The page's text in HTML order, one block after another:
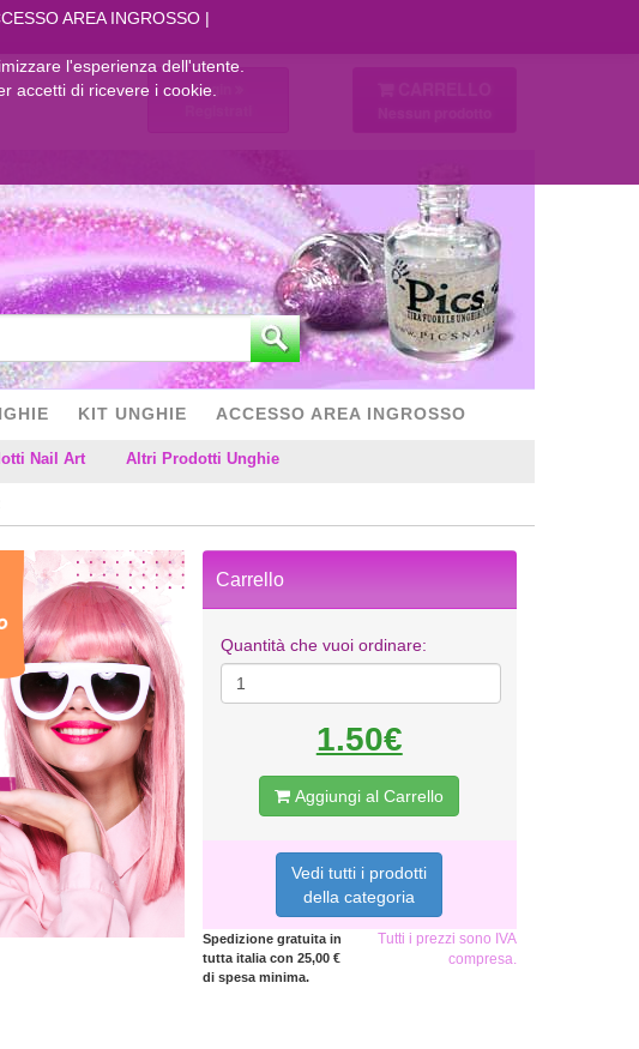
AREA INGROSSO
Login
Nail Art Altri Prodotti Unghie
KIT UNGHIE ACCESSO AREA INGROSSO
Carrello
Quantità che vuoi ordinare:
1.50€
Aggiungi al Carrello
Vedi tutti i prodotti
della categoria
Spedizione gratuita in
tutta italia con 25,00 €
di spesa minima.
Tutti i prezzi sono IVA
compresa.
l'esperienza dell'utente.
accetti di ricevere i cookie.